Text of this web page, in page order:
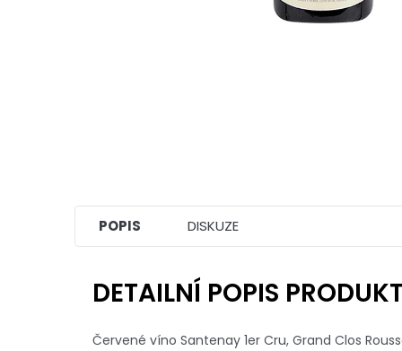
POPIS DISKUZE
DETAILNÍ POPIS
Červené víno Santenay 1er Cru, Grand Clos